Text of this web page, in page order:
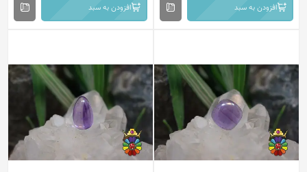
افزودن به سبد افزودن به سبد